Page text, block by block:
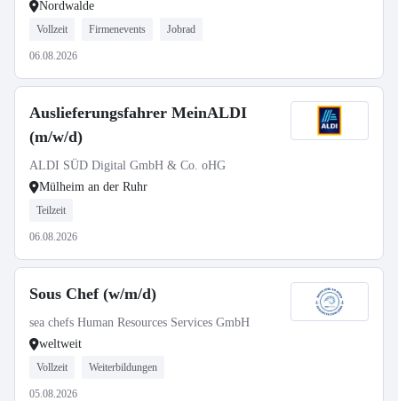
Nordwalde
Vollzeit Firmenevents Jobrad
06.08.2026
Auslieferungsfahrer MeinALDI
(m/w/d)
ALDI SÜD Digital GmbH & Co. oHG
Mülheim an der Ruhr
Teilzeit
06.08.2026
Sous Chef (w/m/d)
sea chefs Human Resources Services GmbH
weltweit
Vollzeit Weiterbildungen
05.08.2026